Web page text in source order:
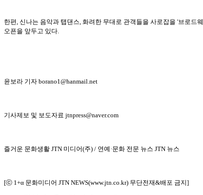
한편, 신나는 음악과 탭댄스, 화려한 무대로 관객들을 사로잡을 '브로드
오픈을 앞두고 있다.
윤보라 기자 borano1@hanmail.net
기사제보 및 보도자료 jtnpress@naver.com
즐거운 문화생활 JTN 미디어(주) / 연예·문화 전문 뉴스 JTN 뉴스
[ⓒ 1+α 문화미디어 JTN NEWS(www.jtn.co.kr) 무단전재&배포 금지]